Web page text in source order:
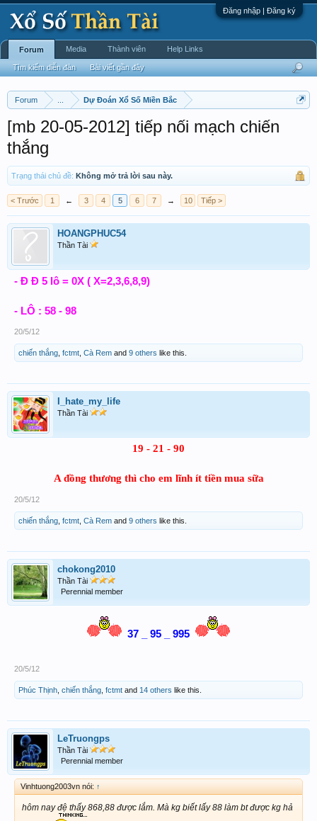
Đăng nhập | Đăng ký
Forum Dự Đoán Xổ Số Miền Bắc
[mb 20-05-2012] tiếp nối mạch chiến
thắng
Trạng thái chủ đề: Không mở trả lời sau này.
< Trước 1 ← 3 4 5 6 7 → 10 Tiếp >
HOANGPHUC54
Thần Tài
- Đ Đ 5 lô = 0X ( X=2,3,6,8,9)
- LÔ : 58 - 98
20/5/12
chiến thắng fctmt Cà Rem and 9 others like this.
I_hate_my_life
Thần Tài
19 - 21 - 90
A đồng thương thì cho em lĩnh ít tiền mua sữa
20/5/12
chiến thắng fctmt Cà Rem and 9 others like this.
chokong2010
Thần Tài
Perennial member
37 _ 95 _ 995
20/5/12
Phúc Thịnh chiến thắng fctmt and 14 others like this.
LeTruongps
Thần Tài
Perennial member
Vinhtuong2003vn nói: ↑
hôm nay đệ thấy 868,88 được lắm. Mà kg biết lấy 88 làm bt được kg hả
Forum
Tìm kiếm diễn đàn Bài viết gần đây
Media Thành viên Help Links